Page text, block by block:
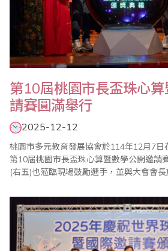
第10屆桃園市長盃珠心
請賽圓滿舉行
2025-12-12
桃園市多元教育發展協會於114年12月7
第10屆桃園市長盃珠心算暨數學公開邀請
(右五)也蒞臨現場鼓勵選手，並與大會會